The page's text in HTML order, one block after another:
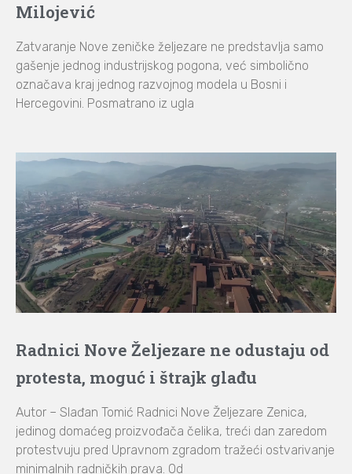
Milojević
Zatvaranje Nove zeničke željezare ne predstavlja samo
gašenje jednog industrijskog pogona, već simbolično
označava kraj jednog razvojnog modela u Bosni i
Hercegovini. Posmatrano iz ugla
Radnici Nove Željezare ne odustaju od
protesta, moguć i štrajk glađu
Autor – Slađan Tomić Radnici Nove Željezare Zenica,
jedinog domaćeg proizvođača čelika, treći dan zaredom
protestvuju pred Upravnom zgradom tražeći ostvarivanje
minimalnih radničkih prava. Od